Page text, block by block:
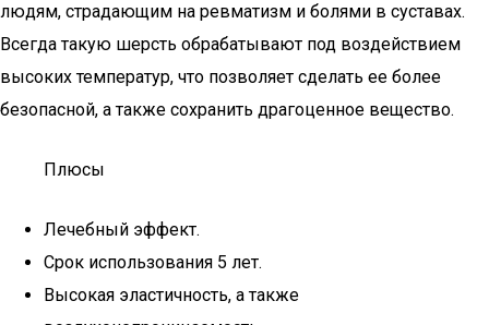
людям, страдающим на ревматизм и болями в суставах.
Всегда такую шерсть обрабатывают под воздействием
высоких температур, что позволяет сделать ее более
безопасной, а также сохранить драгоценное вещество.
Плюсы
Лечебный эффект.
Срок использования 5 лет.
Высокая эластичность, а также